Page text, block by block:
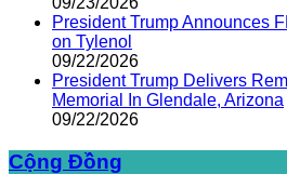
President Trump Announces
on Tylenol
09/22/2026
President Trump Delivers
Memorial In Glendale, Arizona
09/22/2026
Cộng Đồng